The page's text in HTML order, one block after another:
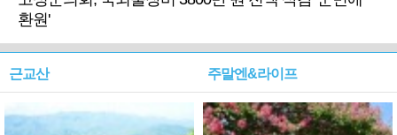
환원'
근교산 주말엔&라이프